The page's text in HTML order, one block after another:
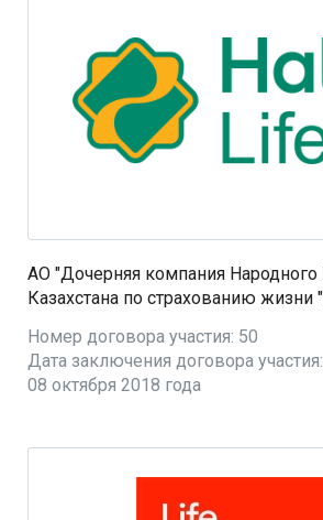
АО "Дочерняя компания Народного
Казахстана по страхованию
Номер договора участия: 50
Дата заключения договора участия:
08 октября 2018 года